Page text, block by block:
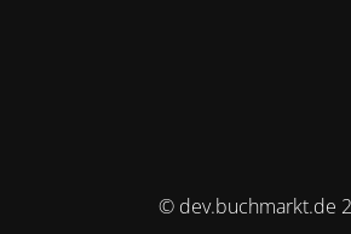
© dev.buchmarkt.de